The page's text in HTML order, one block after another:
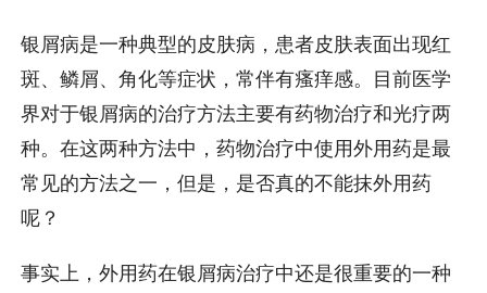
银屑病是一种典型的皮肤病，患者皮肤表面出现红
斑、鳞屑、角化等症状，常伴有瘙痒感。目前医学
界对于银屑病的治疗方法主要有药物治疗和光疗两
种。在这两种方法中，药物治疗中使用外用药是最
常见的方法之一，但是，是否真的不能抹外用药
呢？
事实上，外用药在银屑病治疗中还是很重要的一种